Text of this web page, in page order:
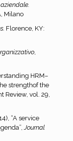
Milano
Florence, KY:
,
HRM–
strengthof the
Review, vol. 29,
“A service
Journal